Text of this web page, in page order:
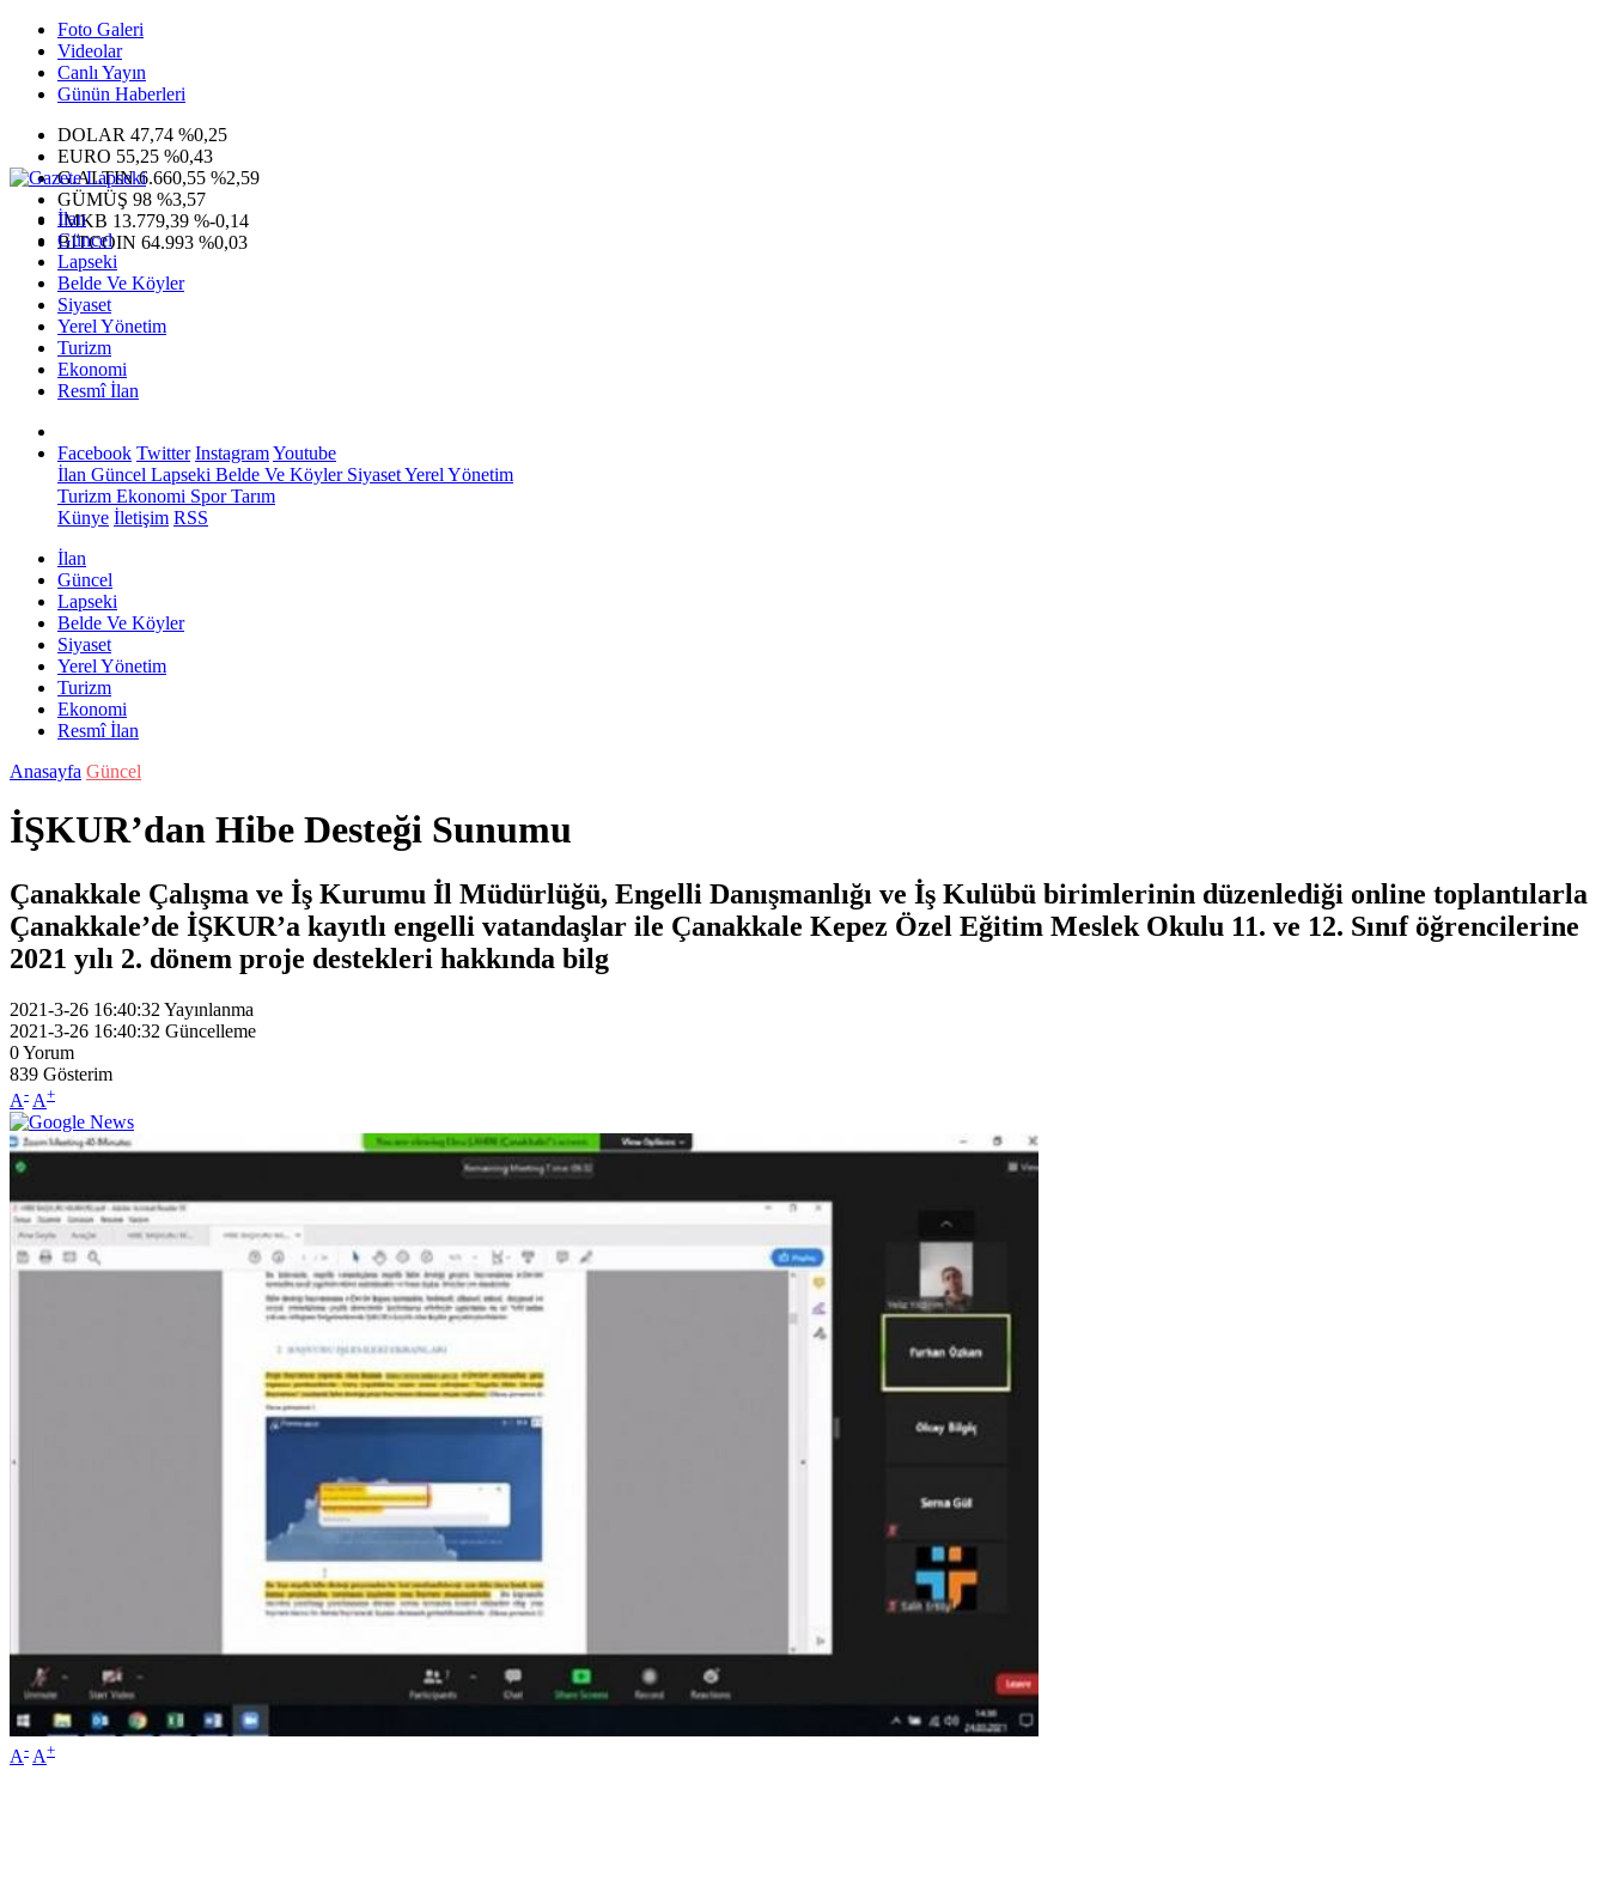
Foto Galeri
Videolar
Canlı Yayın
Günün Haberleri
DOLAR 47,74 %0,25
EURO 55,25 %0,43
G.ALTIN6.660,55 %2,59
GÜMÜŞ 98 %3,57
IMKB 13.779,39 %-0,14
BITCOIN 64.993 %0,03
İlan
Güncel
Lapseki
Belde Ve Köyler
Siyaset
Yerel Yönetim
Turizm
Ekonomi
Resmî İlan
Facebook Twitter InstagramYoutube
İlan Güncel Lapseki Belde Ve KöylerSiyasetYerel Yönetim
Turizm Ekonomi SporTarım
Künye İletişim RSS
İlan
Güncel
Lapseki
Belde Ve Köyler
Siyaset
Yerel Yönetim
Turizm
Ekonomi
Resmî İlan
Anasayfa Güncel
İŞKUR’dan Hibe Desteği Sunumu
Çanakkale Çalışma ve İş Kurumu İl Müdürlüğü, Engelli Danışmanlığı ve İş Kulübü birimlerinin düzenlediği online toplantılarla
Çanakkale’de İŞKUR’a kayıtlı engelli vatandaşlar ile Çanakkale Kepez Özel Eğitim Meslek Okulu 11. ve 12. Sınıf öğrencilerine
2021 yılı 2. dönem proje destekleri hakkında bilg
2021-3-26 16:40:32 Yayınlanma
2021-3-26 16:40:32 Güncelleme
0Yorum
839 Gösterim
A- A+
A- A+